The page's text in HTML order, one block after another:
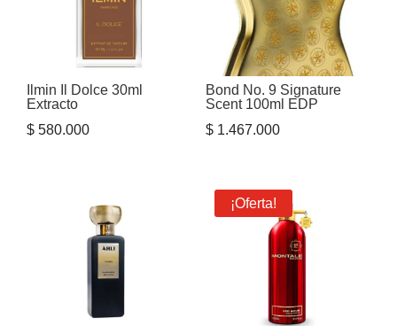
Ilmin Il Dolce 30ml
Extracto
$ 580.000
Bond No. 9 Signature
Scent 100ml EDP
$1.467.000
¡Oferta!